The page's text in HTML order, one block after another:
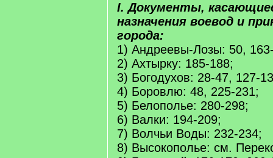
I. Документы,
назначения воевод и
города:
1) Андреевы-Лозы: 50,
2) Ахтырку: 185-188;
3) Богодухов: 28-47, 127-
4) Боровлю: 48, 225-231;
5) Белополье: 280-298;
6) Валки: 194-209;
7) Волчьи Воды: 232-234;
8) Высокополье: см.